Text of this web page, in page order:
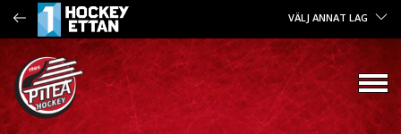
VÄLJ ANNAT LAG